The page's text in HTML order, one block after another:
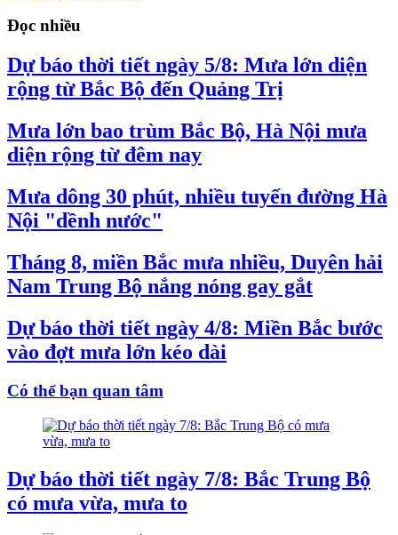
Đọc nhiều
Dự báo thời tiết ngày 5/8: Mưa lớn diện
rộng từ Bắc Bộ đến Quảng Trị
Mưa lớn bao trùm Bắc Bộ, Hà Nội mưa
diện rộng từ đêm nay
Mưa dông 30 phút, nhiều tuyến đường Hà
Nội "dềnh nước"
Tháng 8, miền Bắc mưa nhiều, Duyên hải
Nam Trung Bộ nắng nóng gay gắt
Dự báo thời tiết ngày 4/8: Miền Bắc bước
vào đợt mưa lớn kéo dài
Có thể bạn quan tâm
Dự báo thời tiết ngày 7/8: Bắc Trung Bộ
có mưa vừa, mưa to